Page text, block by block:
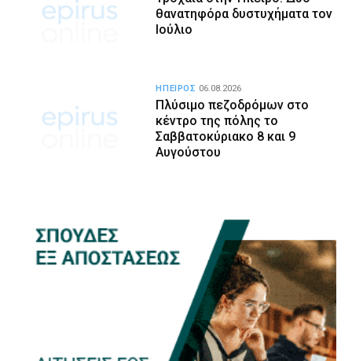
θανατηφόρα δυστυχήματα τον
Ιούλιο
Πλύσιμο πεζοδρόμων στο
κέντρο της πόλης το
Σαββατοκύριακο 8 και 9
Αυγούστου
ΗΠΕΙΡΟΣ 06.08.2026